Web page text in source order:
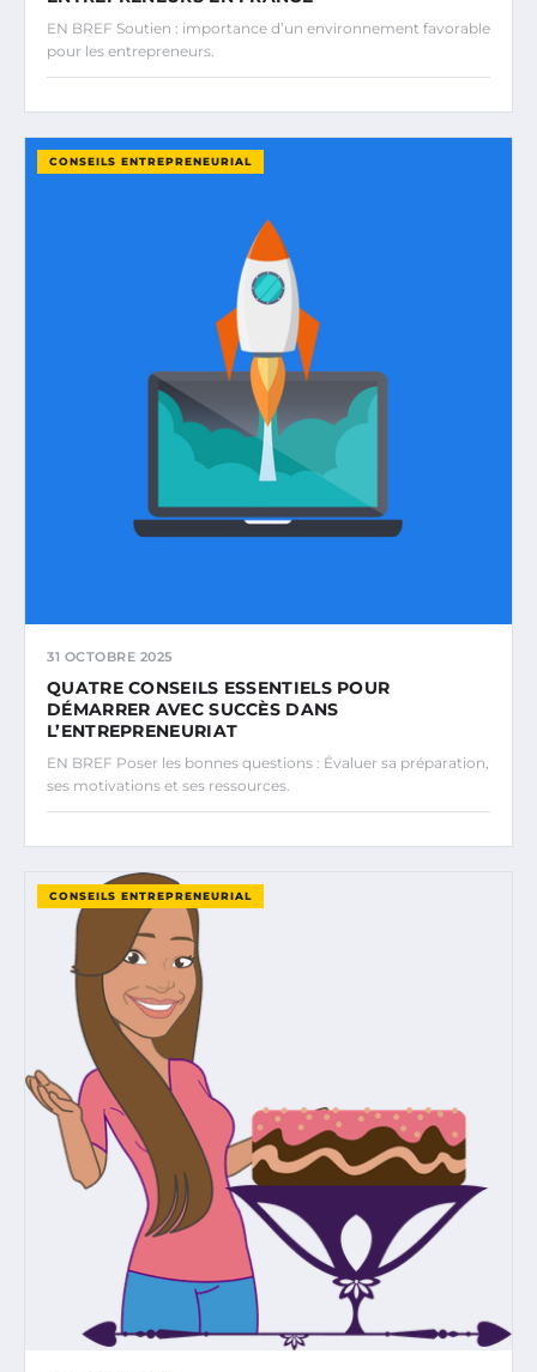
EN BREF Soutien : importance d’un environnement favorable
pour les entrepreneurs.
CONSEILS ENTREPRENEURIAL
31 OCTOBRE 2025
QUATRE CONSEILS ESSENTIELS POUR
DÉMARRER AVEC SUCCÈS DANS
L’ENTREPRENEURIAT
EN BREF Poser les bonnes questions : Évaluer sa préparation,
ses motivations et ses ressources.
CONSEILS ENTREPRENEURIAL